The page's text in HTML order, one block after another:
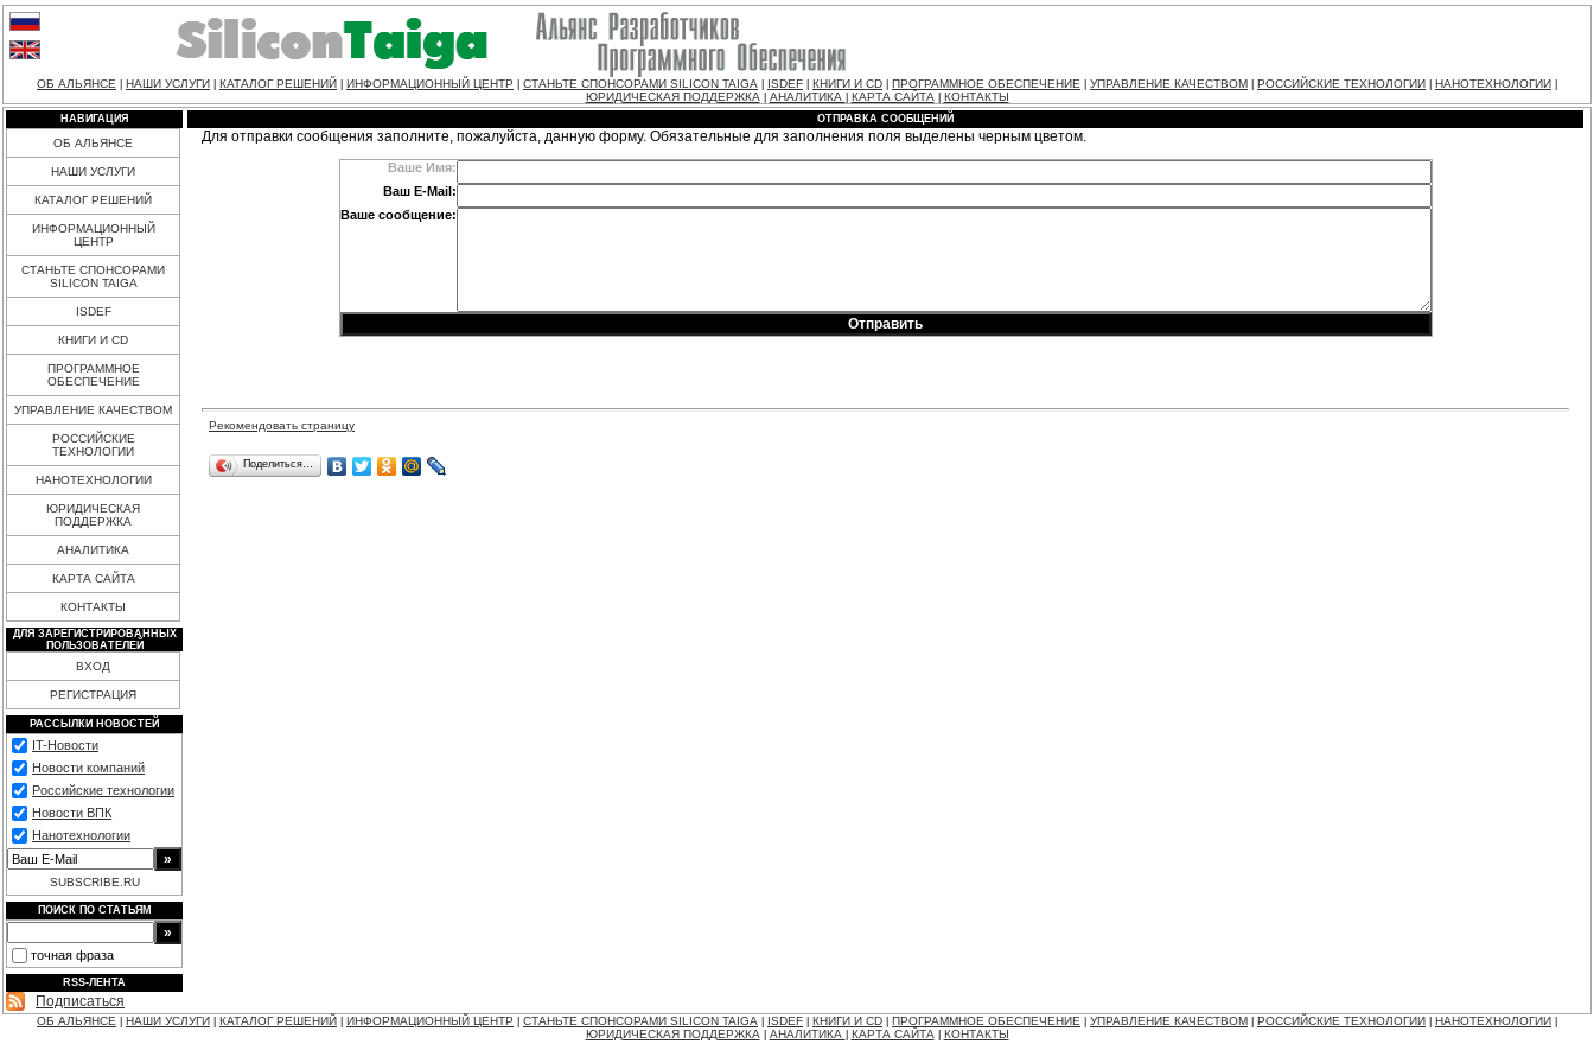
ОБ АЛЬЯНСЕ НАШИ УСЛУГИ КАТАЛОГ РЕШЕНИЙ ИНФОРМАЦИОННЫЙ ЦЕНТР СТАНЬТЕ СПОНСОРАМИ SILICON TAIGA ISDEF КНИГИ И CD ПРОГРАММНОЕ ОБЕСПЕЧЕНИЕ УПРАВЛЕНИЕ КАЧЕСТВОМ РОССИЙСКИЕ ТЕХНОЛОГИИ НАНОТЕХНОЛОГИИ
ЮРИДИЧЕСКАЯ ПОДДЕРЖКА| АНАЛИТИКА КАРТА САЙТА| КОНТАКТЫ
НАВИГАЦИЯ
ОБ АЛЬЯНСЕ
НАШИ УСЛУГИ
КАТАЛОГ РЕШЕНИЙ
ИНФОРМАЦИОННЫЙ
ЦЕНТР
СТАНЬТЕ СПОНСОРАМИ
SILICON TAIGA
ISDEF
КНИГИ И CD
ПРОГРАММНОЕ
ОБЕСПЕЧЕНИЕ
УПРАВЛЕНИЕ КАЧЕСТВОМ
РОССИЙСКИЕ
ТЕХНОЛОГИИ
НАНОТЕХНОЛОГИИ
ЮРИДИЧЕСКАЯ
ПОДДЕРЖКА
АНАЛИТИКА
КАРТА САЙТА
КОНТАКТЫ
ДЛЯ ЗАРЕГИСТРИРОВАННЫХ
ПОЛЬЗОВАТЕЛЕЙ
ВХОД
РЕГИСТРАЦИЯ
РАССЫЛКИ НОВОСТЕЙ
IT-Новости
Новости компаний
Российские технологии
Новости ВПК
Нанотехнологии
SUBSCRIBE.RU
ПОИСК ПО СТАТЬЯМ
точная фраза
RSS-ЛЕНТА
Подписаться
ОТПРАВКА СООБЩЕНИЙ
Для отправки сообщения заполните, пожалуйста, данную форму. Обязательные для заполнения поля выделены черным цветом.
Ваше Имя:
Ваш E-Mail:
Ваше сообщение:
Рекомендовать страницу
Поделиться…
ОБ АЛЬЯНСЕ НАШИ УСЛУГИ КАТАЛОГ РЕШЕНИЙ ИНФОРМАЦИОННЫЙ ЦЕНТР СТАНЬТЕ СПОНСОРАМИ SILICON TAIGA ISDEF КНИГИ И CD ПРОГРАММНОЕ ОБЕСПЕЧЕНИЕ УПРАВЛЕНИЕ КАЧЕСТВОМ РОССИЙСКИЕ ТЕХНОЛОГИИ НАНОТЕХНОЛОГИИ
ЮРИДИЧЕСКАЯ ПОДДЕРЖКА| АНАЛИТИКА КАРТА САЙТА| КОНТАКТЫ